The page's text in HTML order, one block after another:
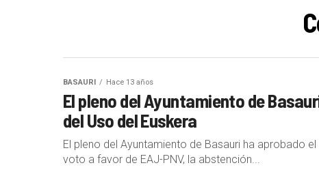
BASAURI Hace 13 años
El pleno del Ayuntamiento de
del Uso del Euskera
El pleno del Ayuntamiento de Basauri ha aprobado
voto a favor de EAJ-PNV, la abstención...